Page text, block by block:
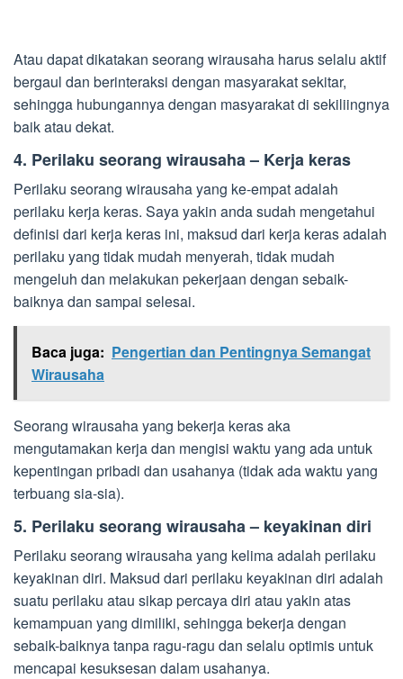
Atau dapat dikatakan seorang wirausaha harus selalu aktif
bergaul dan berinteraksi dengan masyarakat sekitar,
sehingga hubungannya dengan masyarakat di sekiliingnya
baik atau dekat.
4. Perilaku seorang wirausaha – Kerja keras
Perilaku seorang wirausaha yang ke-empat adalah
perilaku kerja keras. Saya yakin anda sudah mengetahui
definisi dari kerja keras ini, maksud dari kerja keras adalah
perilaku yang tidak mudah menyerah, tidak mudah
mengeluh dan melakukan pekerjaan dengan sebaik-
baiknya dan sampai selesai.
Baca juga: Pengertian dan Pentingnya Semangat
Wirausaha
Seorang wirausaha yang bekerja keras aka
mengutamakan kerja dan mengisi waktu yang ada untuk
kepentingan pribadi dan usahanya (tidak ada waktu yang
terbuang sia-sia).
5. Perilaku seorang wirausaha – keyakinan diri
Perilaku seorang wirausaha yang kelima adalah perilaku
keyakinan diri. Maksud dari perilaku keyakinan diri adalah
suatu perilaku atau sikap percaya diri atau yakin atas
kemampuan yang dimiliki, sehingga bekerja dengan
sebaik-baiknya tanpa ragu-ragu dan selalu optimis untuk
mencapai kesuksesan dalam usahanya.